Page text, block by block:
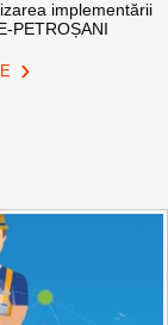
implementării
PETROȘANI